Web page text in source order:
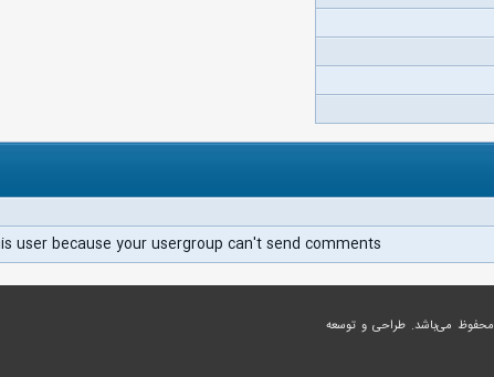
user because your usergroup can't send comments.
محفوظ می‌باشد. طراحی و توسعه